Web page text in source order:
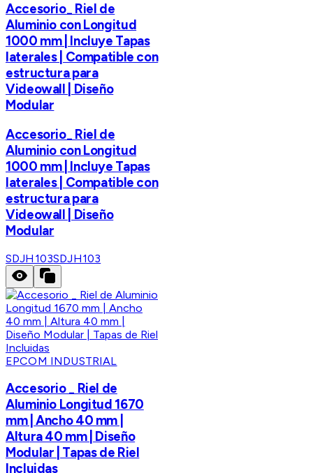
Accesorio_ Riel de
Aluminio con Longitud
1000 mm | Incluye Tapas
laterales | Compatible con
estructura para
Videowall | Diseño
Modular
Accesorio_ Riel de
Aluminio con Longitud
1000 mm | Incluye Tapas
laterales | Compatible con
estructura para
Videowall | Diseño
Modular
SDJH103SDJH103
EPCOM INDUSTRIAL
Accesorio _ Riel de
Aluminio Longitud 1670
mm | Ancho 40 mm |
Altura 40 mm | Diseño
Modular | Tapas de Riel
Incluidas